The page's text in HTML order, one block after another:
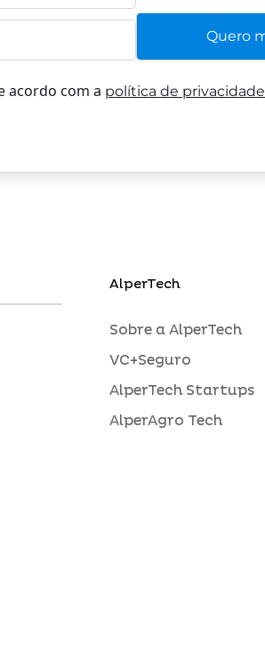
acordo com a política de privacidade
AlperTech
Sobre a AlperTech
VC+Seguro
AlperTech Startups
AlperAgro Tech